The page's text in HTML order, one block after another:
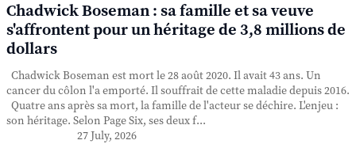
Chadwick Boseman : sa famille et sa veuve
s'affrontent pour un héritage de 3,8 millions de
dollars
Chadwick Boseman est mort le 28 août 2020. Il avait 43 ans. Un
cancer du côlon l'a emporté. Il souffrait de cette maladie depuis 2016.
Quatre ans après sa mort, la famille de l'acteur se déchire. L'enjeu :
son héritage. Selon Page Six, ses deux f...
27 July, 2026